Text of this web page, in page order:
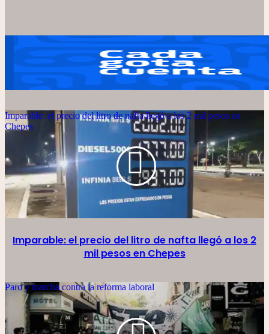
Imparable: el precio del litro de nafta llegó a los 2 mil pesos en
Chepes
Imparable: el precio del litro de nafta llegó a los 2
mil pesos en Chepes
Paro y marcha contra la reforma laboral